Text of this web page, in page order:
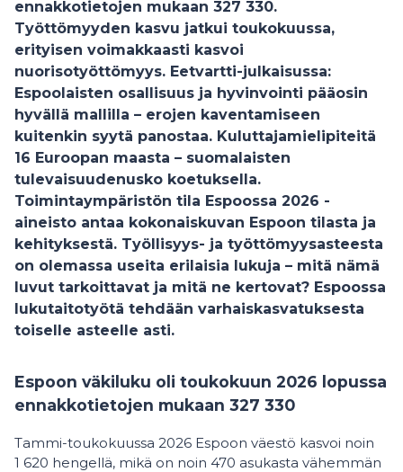
ennakkotietojen mukaan 327 330.
Työttömyyden kasvu jatkui toukokuussa,
erityisen voimakkaasti kasvoi
nuorisotyöttömyys. Eetvartti-julkaisussa:
Espoolaisten osallisuus ja hyvinvointi pääosin
hyvällä mallilla – erojen kaventamiseen
kuitenkin syytä panostaa. Kuluttajamielipiteitä
16 Euroopan maasta – suomalaisten
tulevaisuudenusko koetuksella.
Toimintaympäristön tila Espoossa 2026 -
aineisto antaa kokonaiskuvan Espoon tilasta ja
kehityksestä. Työllisyys- ja työttömyysasteesta
on olemassa useita erilaisia lukuja – mitä nämä
luvut tarkoittavat ja mitä ne kertovat? Espoossa
lukutaitotyötä tehdään varhaiskasvatuksesta
toiselle asteelle asti.
Espoon väkiluku oli toukokuun 2026 lopussa
ennakkotietojen mukaan 327 330
Tammi-toukokuussa 2026 Espoon väestö kasvoi noin
1 620 hengellä, mikä on noin 470 asukasta vähemmän